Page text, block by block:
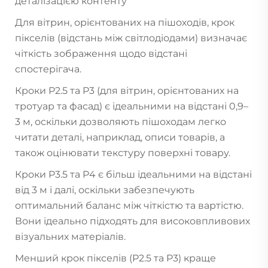
Для вітрин, орієнтованих на пішоходів, крок
пікселів (відстань між світлодіодами) визначає
чіткість зображення щодо відстані
спостерігача.
Кроки P2.5 та P3 (для вітрин, орієнтованих на
тротуар та фасад) є ідеальними на відстані 0,9–
3 м, оскільки дозволяють пішоходам легко
читати деталі, наприклад, описи товарів, а
також оцінювати текстуру поверхні товару.
Кроки P3.5 та P4 є більш ідеальними на відстані
від 3 м і далі, оскільки забезпечують
оптимальний баланс між чіткістю та вартістю.
Вони ідеально підходять для високовпливових
візуальних матеріалів.
Менший крок пікселів (P2.5 та P3) краще